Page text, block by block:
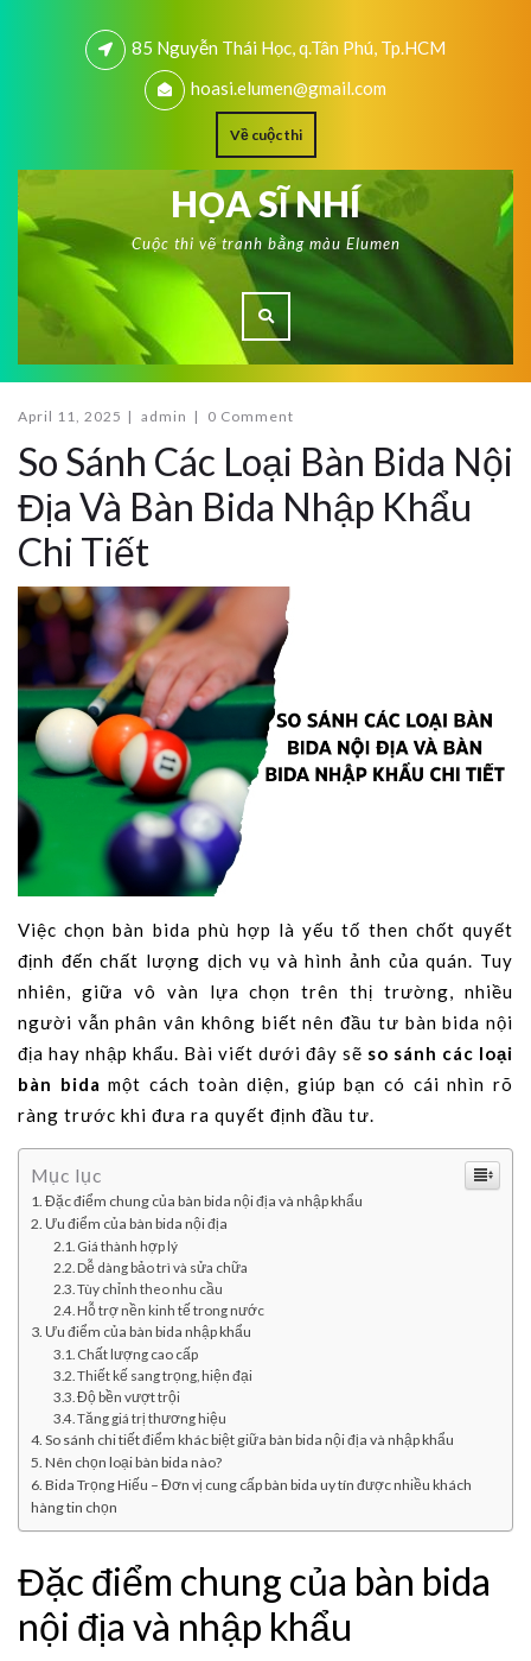
85 Nguyễn Thái Học, q.Tân Phú, Tp.HCM
hoasi.elumen@gmail.com
Về cuộc thi
HỌA SĨ NHÍ
Cuộc thi vẽ tranh bằng màu Elumen
April 11, 2025 | admin | 0 Comment
So Sánh Các Loại Bàn Bida Nội
Địa Và Bàn Bida Nhập Khẩu
Chi Tiết
Việc chọn bàn bida phù hợp là yếu tố then chốt quyết
định đến chất lượng dịch vụ và hình ảnh của quán. Tuy
nhiên, giữa vô vàn lựa chọn trên thị trường, nhiều
người vẫn phân vân không biết nên đầu tư bàn bida nội
địa hay nhập khẩu. Bài viết dưới đây sẽ so sánh các loại
bàn bida một cách toàn diện, giúp bạn có cái nhìn rõ
ràng trước khi đưa ra quyết định đầu tư.
Mục lục
Đặc điểm chung của bàn bida nội địa và nhập khẩu
Ưu điểm của bàn bida nội địa
Giá thành hợp lý
Dễ dàng bảo trì và sửa chữa
Tùy chỉnh theo nhu cầu
Hỗ trợ nền kinh tế trong nước
Ưu điểm của bàn bida nhập khẩu
Chất lượng cao cấp
Thiết kế sang trọng, hiện đại
Độ bền vượt trội
Tăng giá trị thương hiệu
So sánh chi tiết điểm khác biệt giữa bàn bida nội địa và nhập khẩu
Nên chọn loại bàn bida nào?
Bida Trọng Hiếu – Đơn vị cung cấp bàn bida uy tín được nhiều khách
hàng tin chọn
Đặc điểm chung của bàn bida
nội địa và nhập khẩu